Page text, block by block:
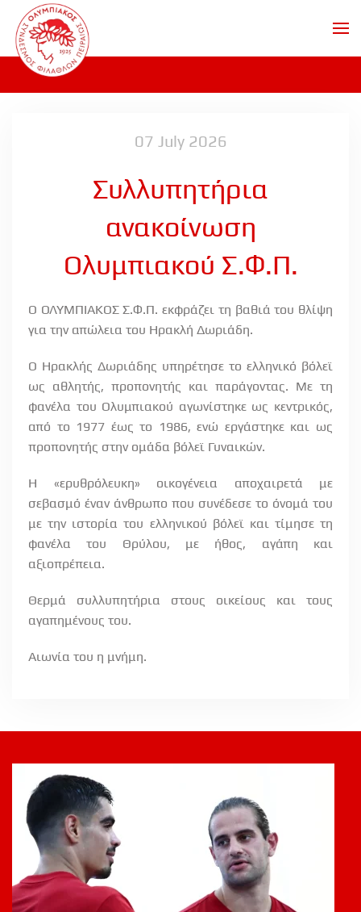
Skip to main content
07 July 2026
Συλλυπητήρια
ανακοίνωση
Ολυμπιακού Σ.Φ.Π.
Ο ΟΛΥΜΠΙΑΚΟΣ Σ.Φ.Π. εκφράζει τη βαθιά του θλίψη
για την απώλεια του Ηρακλή Δωριάδη.
Ο Ηρακλής Δωριάδης υπηρέτησε το ελληνικό βόλεϊ
ως αθλητής, προπονητής και παράγοντας. Με τη
φανέλα του Ολυμπιακού αγωνίστηκε ως κεντρικός,
από το 1977 έως το 1986, ενώ εργάστηκε και ως
προπονητής στην ομάδα βόλεϊ Γυναικών.
Η «ερυθρόλευκη» οικογένεια αποχαιρετά με
σεβασμό έναν άνθρωπο που συνέδεσε το όνομά του
με την ιστορία του ελληνικού βόλεϊ και τίμησε τη
φανέλα του Θρύλου, με ήθος, αγάπη και
αξιοπρέπεια.
Θερμά συλλυπητήρια στους οικείους και τους
αγαπημένους του.
Αιωνία του η μνήμη.